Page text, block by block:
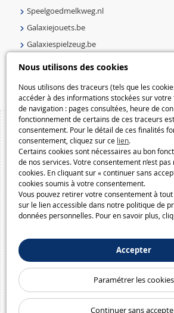
Nous utilisons des cookies
Nous utilisons des traceurs (tels que les
accéder à des informations stockées sur
de navigation : pages consultées, heure de
fonctionnement de certains de ces traceurs
consentement. Pour le détail de ces finalités
consentement, cliquez sur ce lien.
Certains cookies sont nécessaires au bon
de nos services. Votre consentement n’est
cookies. En cliquant sur « continuer sans
cookies soumis à votre consentement.
Vous pouvez retirer votre consentement à
sur le lien accessible dans notre politique de
données personnelles. Pour en savoir plus,
Accepter
Paramétrer les cookies
Continuer sans
Speelgoedmelkweg.nl
Galaxiejouets.be
Galaxiespielzeug.be